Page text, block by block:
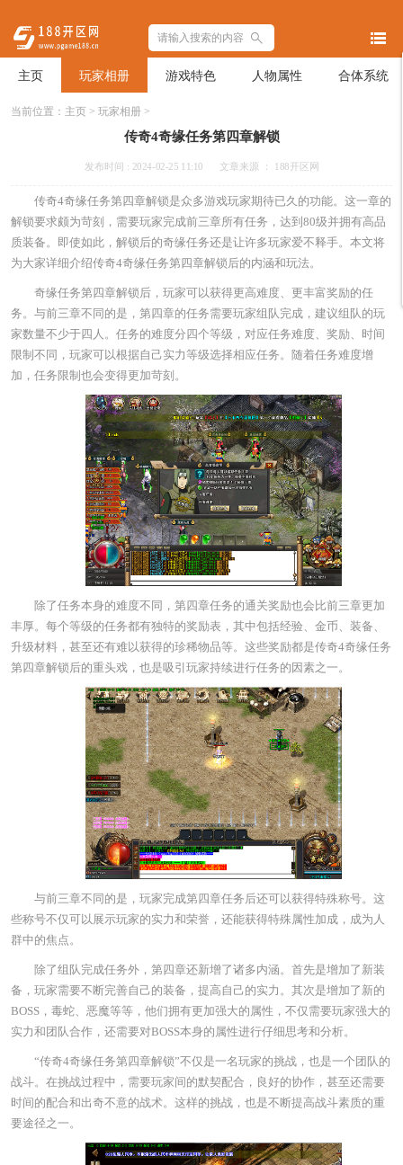
主页 玩家相册 游戏特色 人物属性 合体系统
当前位置： 主页 > 玩家相册 >
传奇4奇缘任务第四章解锁
发布时间 : 2024-02-25 11:10 文章来源 ： 188开区网
传奇4奇缘任务第四章解锁是众多游戏玩家期待已久的功能。这一章的
解锁要求颇为苛刻，需要玩家完成前三章所有任务，达到80级并拥有高品
质装备。即使如此，解锁后的奇缘任务还是让许多玩家爱不释手。本文将
为大家详细介绍传奇4奇缘任务第四章解锁后的内涵和玩法。
奇缘任务第四章解锁后，玩家可以获得更高难度、更丰富奖励的任
务。与前三章不同的是，第四章的任务需要玩家组队完成，建议组队的玩
家数量不少于四人。任务的难度分四个等级，对应任务难度、奖励、时间
限制不同，玩家可以根据自己实力等级选择相应任务。随着任务难度增
加，任务限制也会变得更加苛刻。
除了任务本身的难度不同，第四章任务的通关奖励也会比前三章更加
丰厚。每个等级的任务都有独特的奖励表，其中包括经验、金币、装备、
升级材料，甚至还有难以获得的珍稀物品等。这些奖励都是传奇4奇缘任务
第四章解锁后的重头戏，也是吸引玩家持续进行任务的因素之一。
与前三章不同的是，玩家完成第四章任务后还可以获得特殊称号。这
些称号不仅可以展示玩家的实力和荣誉，还能获得特殊属性加成，成为人
群中的焦点。
除了组队完成任务外，第四章还新增了诸多内涵。首先是增加了新装
备，玩家需要不断完善自己的装备，提高自己的实力。其次是增加了新的
BOSS，毒蛇、恶魔等等，他们拥有更加强大的属性，不仅需要玩家强大的
实力和团队合作，还需要对BOSS本身的属性进行仔细思考和分析。
“传奇4奇缘任务第四章解锁”不仅是一名玩家的挑战，也是一个团队的
战斗。在挑战过程中，需要玩家间的默契配合，良好的协作，甚至还需要
时间的配合和出奇不意的战术。这样的挑战，也是不断提高战斗素质的重
要途径之一。